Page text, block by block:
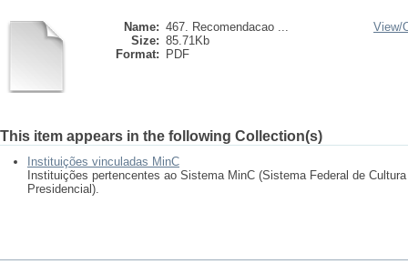
Name: 467. Recomendacao ...
Size: 85.71Kb
Format:
PDF
View/
This item appears in the following Collection(s)
Instituições vinculadas MinC
Instituições pertencentes ao Sistema MinC (Sistema Federal de
Presidencial).